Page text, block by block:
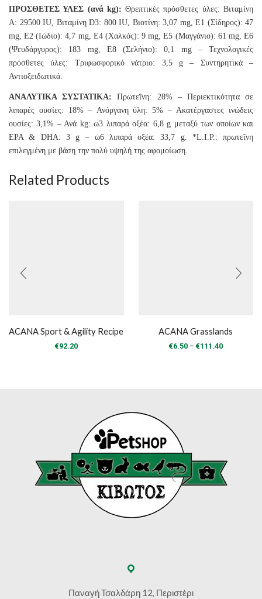
ΠΡΟΣΘΕΤΕΣ ΥΛΕΣ (ανά kg): Θρεπτικές πρόσθετες ύλες: Βιταμίνη
A: 29500 IU, Βιταμίνη D3: 800 IU, Βιοτίνη: 3,07 mg, E1 (Σίδηρος): 47
mg, E2 (Ιώδιο): 4,7 mg, E4 (Χαλκός): 9 mg, E5 (Μαγγάνιο): 61 mg, E6
(Ψευδάργυρος): 183 mg, E8 (Σελήνιο): 0,1 mg – Τεχνολογικές
πρόσθετες ύλες: Τριφωσφορικό νάτριο: 3,5 g – Συντηρητικά –
Αντιοξειδωτικά.
ΑΝΑΛΥΤΙΚΑ ΣΥΣΤΑΤΙΚΑ: Πρωτεΐνη: 28% – Περιεκτικότητα σε
λιπαρές ουσίες: 18% – Ανόργανη ύλη: 5% – Ακατέργαστες ινώδεις
ουσίες: 3,1% – Ανά kg: ω3 λιπαρά οξέα: 6,8 g μεταξύ των οποίων και
EPA & DHA: 3 g – ω6 λιπαρά οξέα: 33,7 g. *L.I.P.: πρωτεΐνη
επιλεγμένη με βάση την πολύ υψηλή της αφομοίωση.
Related Products
ACANA Sport & Agility Recipe
€92.20
ACANA Grasslands
€6.50 – €111.40Price
Παναγή Τσαλδάρη 12, Περιστέρι